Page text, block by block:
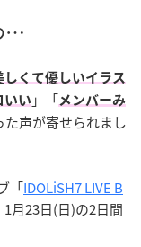
…
くて優しいイラス
いい 」「 メンバーみ
た声が寄せられまし
「IDOLiSH7 LIVE B
月23日(日)の2日間